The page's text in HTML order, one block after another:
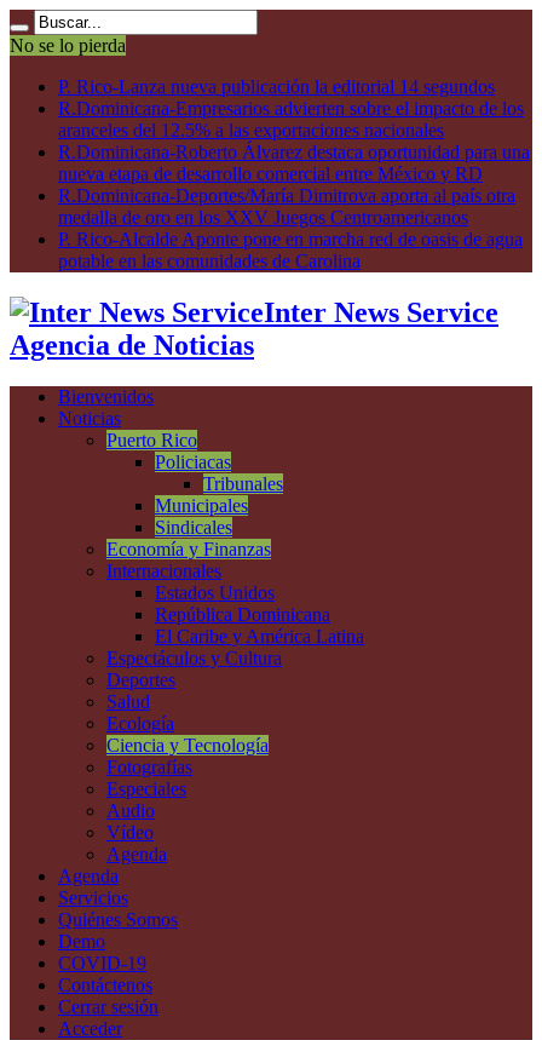
No se lo pierda
P. Rico-Lanza nueva publicación la editorial 14 segundos
R.Dominicana-Empresarios advierten sobre el impacto de los
aranceles del 12.5% a las exportaciones nacionales
R.Dominicana-Roberto Álvarez destaca oportunidad para una
nueva etapa de desarrollo comercial entre México y RD
R.Dominicana-Deportes/María Dimitrova aporta al país otra
medalla de oro en los XXV Juegos Centroamericanos
P. Rico-Alcalde Aponte pone en marcha red de oasis de agua
potable en las comunidades de Carolina
Inter News Service
Agencia de Noticias
Bienvenidos
Noticias
Puerto Rico
Policiacas
Tribunales
Municipales
Sindicales
Economía y Finanzas
Internacionales
Estados Unidos
República Dominicana
El Caribe y América Latina
Espectáculos y Cultura
Deportes
Salud
Ecología
Ciencia y Tecnología
Fotografías
Especiales
Audio
Vídeo
Agenda
Agenda
Servicios
Quiénes Somos
Demo
COVID-19
Contáctenos
Cerrar sesión
Acceder